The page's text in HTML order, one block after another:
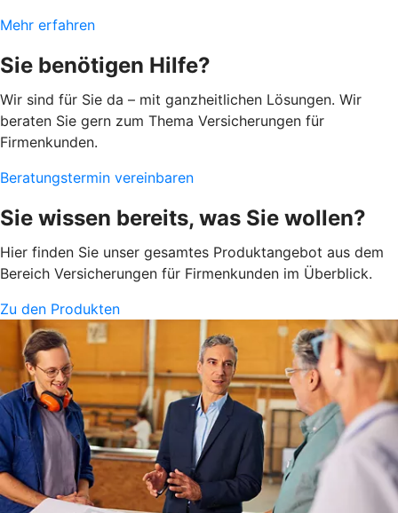
Mehr erfahren
Sie benötigen Hilfe?
Wir sind für Sie da – mit ganzheitlichen Lösungen. Wir
beraten Sie gern zum Thema Versicherungen für
Firmenkunden.
Beratungstermin vereinbaren
Sie wissen bereits, was Sie wollen?
Hier finden Sie unser gesamtes Produktangebot aus dem
Bereich Versicherungen für Firmenkunden im Überblick.
Zu den Produkten